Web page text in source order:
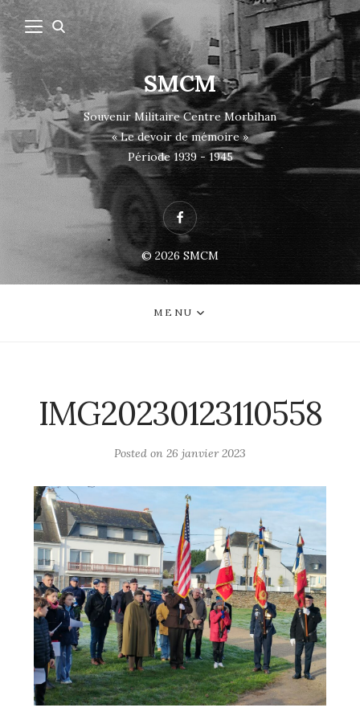
SMCM
Souvenir Militaire Centre Morbihan
« Le devoir de mémoire »
Période 1939 - 1945
Facebook
© 2026 SMCM
MENU
IMG20230123110558
Posted on 26 janvier 2023